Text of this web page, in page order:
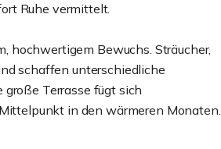
Ruhe vermittelt.
hochwertigem Bewuchs. Sträucher,
schaffen unterschiedliche
Terrasse fügt sich
in den wärmeren Monaten.